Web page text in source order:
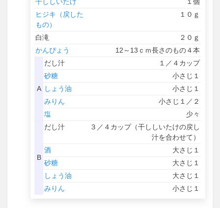
ヒジキ（戻した
もの）
１０ｇ
白滝
２０ｇ
かんぴょう
12～13ｃｍ長さのもの４本
A
だし汁
１／４カップ
砂糖
小さじ１
しょう油
小さじ１
みりん
小さじ１／２
塩
少々
B
だし汁
３／４カップ（干ししいたけの戻し
汁を合わせて）
酒
大さじ１
砂糖
大さじ１
しょう油
大さじ１
みりん
小さじ１